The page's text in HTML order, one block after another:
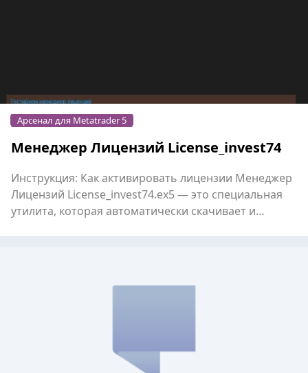
Арсенал для Metatrader 5
Менеджер Лицензий License_invest74
Инструкция: Как активировать лицензии Менеджер
Лицензий License_invest74.ex5 — это специальная
утилита, которая автоматически скачивает и